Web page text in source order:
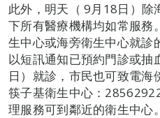
此外，明天（ 9月18日）除
下所有醫療機構均如常服務
生中心或海旁衛生中心就診
以短訊通知已預約門診或
日）就診，市民也可致電
筷子基衛生中心：
理服務可到鄰近的衛生中心。